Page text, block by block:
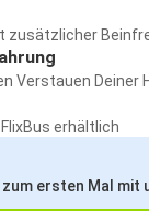
zusätzlicher
Verstauen Deiner
erhältlich
zum ersten Mal mit